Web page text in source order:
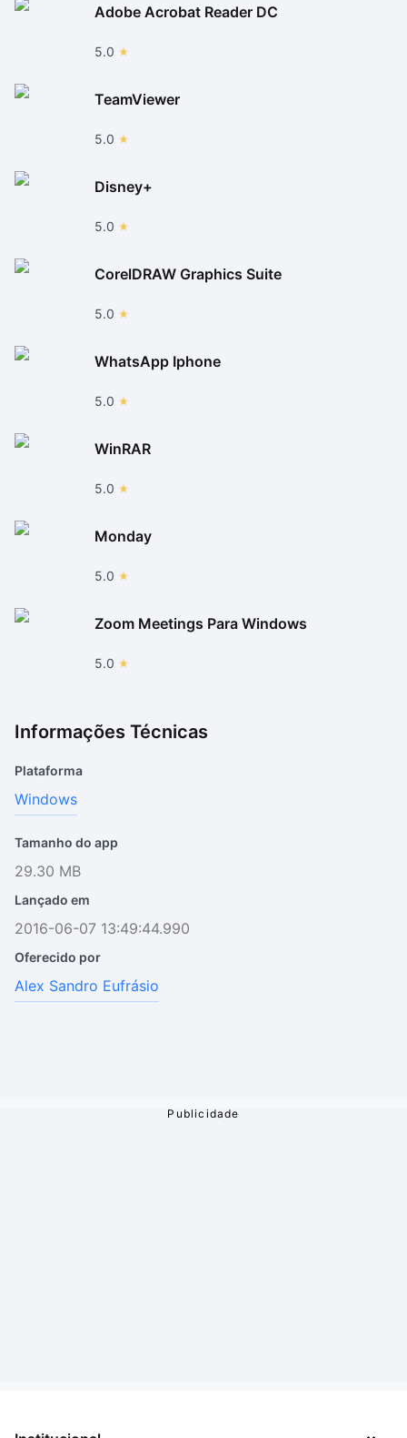
Adobe Acrobat Reader DC
5.0
TeamViewer
5.0
Disney+
5.0
CorelDRAW Graphics Suite
5.0
WhatsApp Iphone
5.0
WinRAR
5.0
Monday
5.0
Zoom Meetings Para Windows
5.0
Informações Técnicas
Plataforma
Windows
Tamanho do app
29.30 MB
Lançado em
2016-06-07 13:49:44.990
Oferecido por
Alex Sandro Eufrásio